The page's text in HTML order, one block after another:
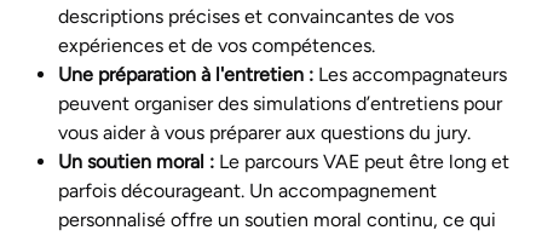
descriptions précises et convaincantes de vos
expériences et de vos compétences.
Une préparation à l'entretien : Les accompagnateurs
peuvent organiser des simulations d’entretiens pour
vous aider à vous préparer aux questions du jury.
Un soutien moral : Le parcours VAE peut être long et
parfois décourageant. Un accompagnement
personnalisé offre un soutien moral continu, ce qui